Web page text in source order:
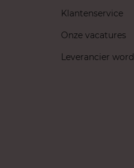
Klantenservice
Onze vacatures
Leverancier